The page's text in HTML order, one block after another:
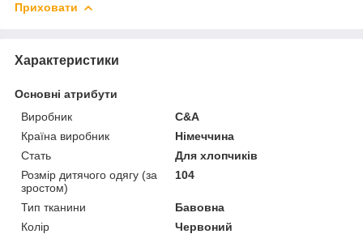
Приховати
Характеристики
Основні атрибути
Виробник
С&A
Країна виробник
Німеччина
Стать
Для хлопчиків
Розмір дитячого одягу (за
зростом)
104
Тип тканини
Бавовна
Колір
Червоний